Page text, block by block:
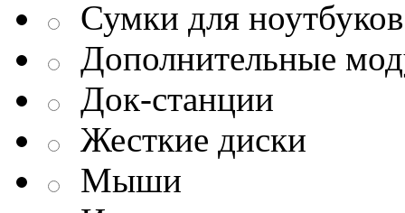
Сумки для ноутбуков
Дополнительные
Док-станции
Жесткие диски
Мыши